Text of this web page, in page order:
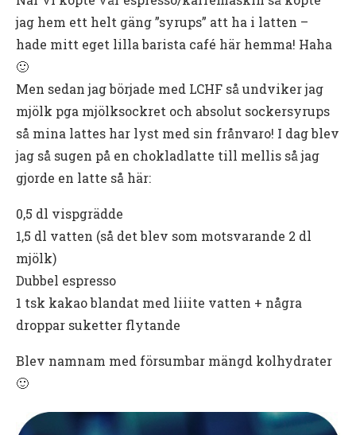
jag hem ett helt gäng ”syrups” att ha i latten –
hade mitt eget lilla barista café här hemma! Haha
🙂
Men sedan jag började med LCHF så undviker jag
mjölk pga mjölksockret och absolut sockersyrups
så mina lattes har lyst med sin frånvaro! I dag blev
jag så sugen på en chokladlatte till mellis så jag
gjorde en latte så här:
0,5 dl vispgrädde
1,5 dl vatten (så det blev som motsvarande 2 dl
mjölk)
Dubbel espresso
1 tsk kakao blandat med liiite vatten + några
droppar suketter flytande
Blev namnam med försumbar mängd kolhydrater
🙂